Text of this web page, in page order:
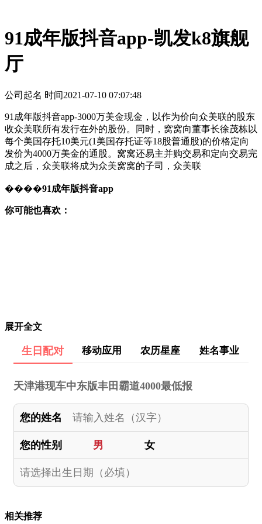
91成年版抖音app-凯发k8旗舰
厅
公司起名 时间2021-07-10 07:07:48
91成年版抖音app-3000万美金现金，以作为价向众美联的股东
收众美联所有发行在外的股份。同时，窝窝向董事长徐茂栋以
每个美国存托10美元(1美国存托证等18股普通股)的价格定向
发价为4000万美金的通股。窝窝还易主并购交易和定向交易完
成之后，众美联将成为众美窝窝的子司，众美联
����91成年版抖音app
你可能也喜欢：
展开全文
生日配对 移动应用 农历星座 姓名事业
天津港现车中东版丰田霸道4000最低报
您的姓名
您的性别 男 女
相关推荐